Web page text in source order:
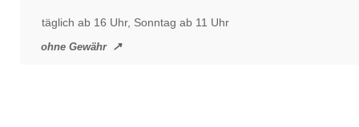
täglich ab 16 Uhr, Sonntag ab 11 Uhr
ohne Gewähr